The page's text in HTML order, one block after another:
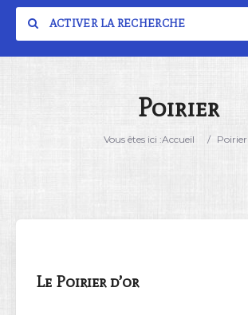
ACTIVER LA RECHERCHE
Poirier
Vous êtes ici :Accueil / Poirier
Le Poirier d’or